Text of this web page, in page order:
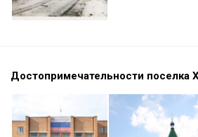
Достопримечательности поселка